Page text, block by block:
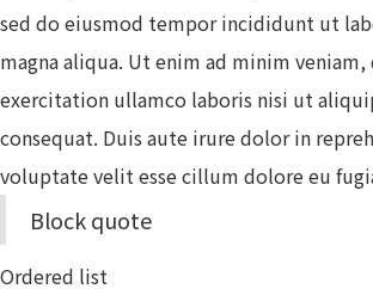
sed do eiusmod tempor incididunt ut
magna aliqua. Ut enim ad minim
exercitation ullamco laboris nisi ut
consequat. Duis aute irure dolor in
voluptate velit esse cillum dolore eu
Block quote
Ordered list